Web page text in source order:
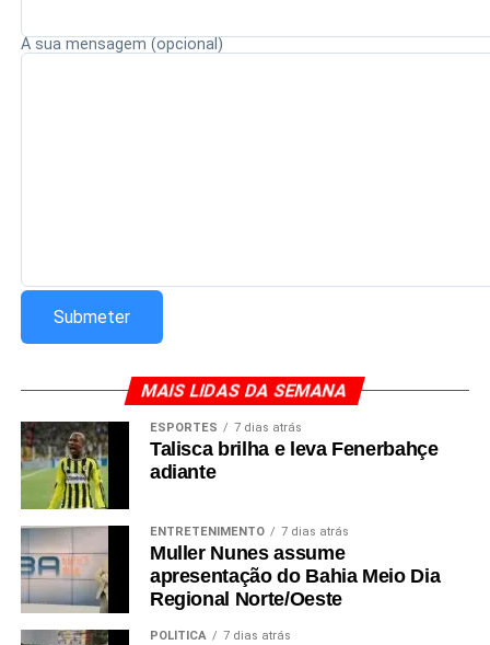
A sua mensagem (opcional)
MAIS LIDAS DA SEMANA
ESPORTES 7 dias atrás
Talisca brilha e leva Fenerbahçe
adiante
ENTRETENIMENTO 7 dias atrás
Muller Nunes assume
apresentação do Bahia Meio Dia
Regional Norte/Oeste
POLÍTICA 7 dias atrás